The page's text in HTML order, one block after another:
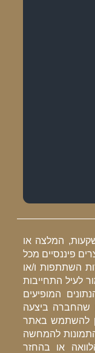
המלצה או
פיננסיים מכל
השתתפות ו/או
לעיל התחייבות
המופיעים
ביצעה
להשתמש באתר
להמחשה
או בהחזר